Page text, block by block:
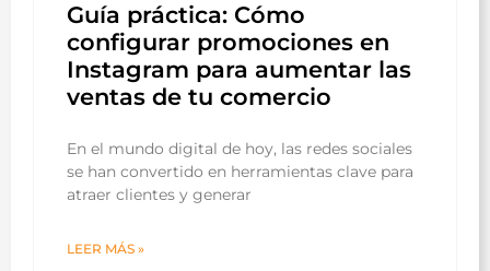
Guía práctica: Cómo
configurar promociones en
Instagram para aumentar las
ventas de tu comercio
En el mundo digital de hoy, las redes sociales
se han convertido en herramientas clave para
atraer clientes y generar
LEER MÁS »